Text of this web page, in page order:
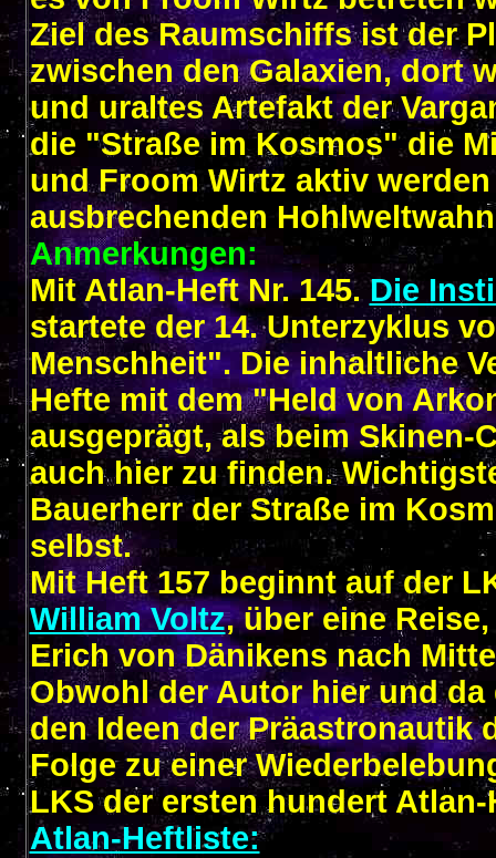
Ziel des Raumschiffs ist der
zwischen den Galaxien, dort
und uraltes Artefakt der
die "Straße im Kosmos" die
und Froom Wirtz aktiv
ausbrechenden
Anmerkungen:
Mit Atlan-Heft Nr. 145.Die
startete der 14. Unterzyklus
Menschheit". Die inhaltliche
Hefte mit dem "Held von
ausgeprägt, als beim Skinen-
auch hier zu finden.
Bauerherr der Straße im
selbst.
Mit Heft 157 beginnt auf der
William Voltz, über eine
Erich von Dänikens nach
Obwohl der Autor hier und
den Ideen der Präastronautik
Folge zu einer
LKS der ersten hundert
Atlan-Heftliste: